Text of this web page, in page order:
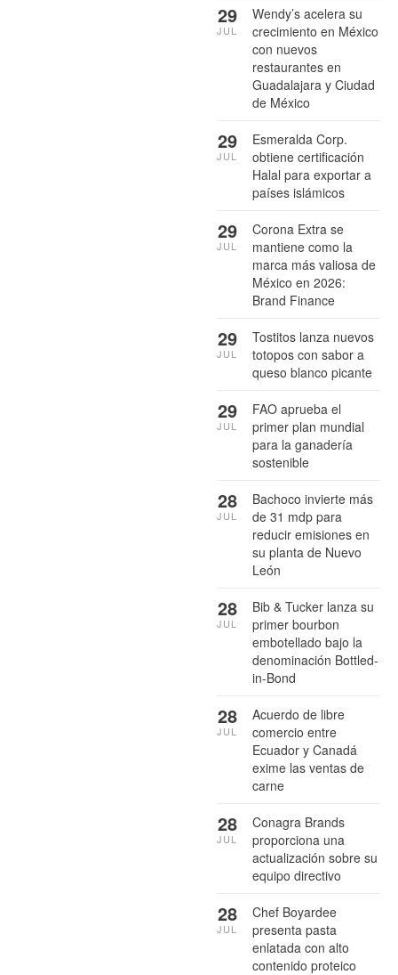
Wendy’s acelera su
crecimiento en México
con nuevos
restaurantes en
Guadalajara y Ciudad
de México
29
JUL
Esmeralda Corp.
obtiene certificación
Halal para exportar a
países islámicos
29
JUL
Corona Extra se
mantiene como la
marca más valiosa de
México en 2026:
Brand Finance
29
JUL
Tostitos lanza nuevos
totopos con sabor a
queso blanco picante
29
JUL
FAO aprueba el
primer plan mundial
para la ganadería
sostenible
29
JUL
Bachoco invierte más
de 31 mdp para
reducir emisiones en
su planta de Nuevo
León
28
JUL
Bib & Tucker lanza su
primer bourbon
embotellado bajo la
denominación Bottled-
in-Bond
28
JUL
Acuerdo de libre
comercio entre
Ecuador y Canadá
exime las ventas de
carne
28
JUL
Conagra Brands
proporciona una
actualización sobre su
equipo directivo
28
JUL
Chef Boyardee
presenta pasta
enlatada con alto
contenido proteico
28
JUL